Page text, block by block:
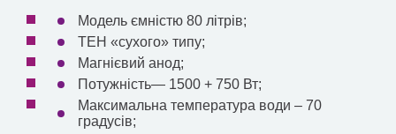
Модель ємністю 80 літрів;
ТЕН «сухого» типу;
Магнієвий анод;
Потужність— 1500 + 750 Вт;
Максимальна температура води – 70
градусів;